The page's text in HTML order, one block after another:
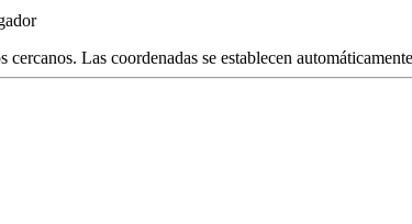
Las coordenadas se establecen